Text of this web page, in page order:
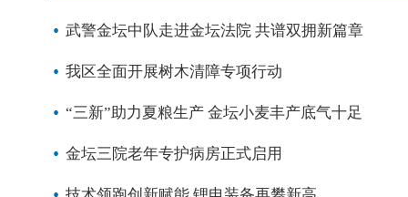
武警金坛中队走进金坛法院 共谱双拥新篇章
我区全面开展树木清障专项行动
“三新”助力夏粮生产 金坛小麦丰产底气十足
金坛三院老年专护病房正式启用